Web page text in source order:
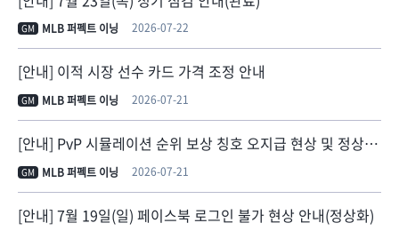
GM MLB 퍼펙트 이닝 2026-07-22
[안내] 이적 시장 선수 카드 가격 조정 안내
GM MLB 퍼펙트 이닝 2026-07-21
[안내] PvP 시뮬레이션 순위 보상 칭호 오지급 현상 및 정상 지급 안내
GM MLB 퍼펙트 이닝 2026-07-21
[안내] 7월 19일(일) 페이스북 로그인 불가 현상 안내(정상화)